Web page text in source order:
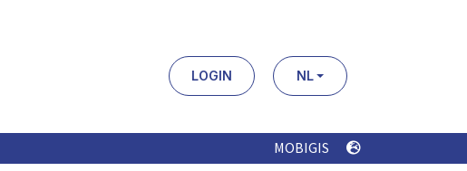
LOGIN NL
MOBIGIS